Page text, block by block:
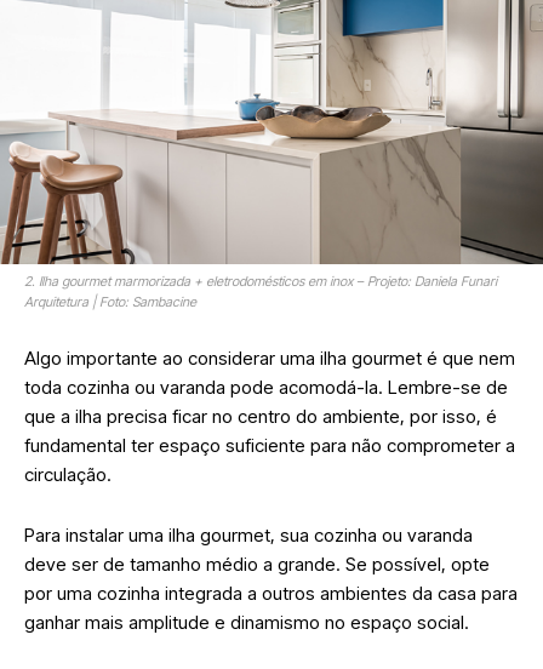
2. Ilha gourmet marmorizada + eletrodomésticos em inox – Projeto: Daniela Funari
Arquitetura | Foto: Sambacine
Algo importante ao considerar uma ilha gourmet é que nem
toda cozinha ou varanda pode acomodá-la. Lembre-se de
que a ilha precisa ficar no centro do ambiente, por isso, é
fundamental ter espaço suficiente para não comprometer a
circulação.
Para instalar uma ilha gourmet, sua cozinha ou varanda
deve ser de tamanho médio a grande. Se possível, opte
por uma cozinha integrada a outros ambientes da casa para
ganhar mais amplitude e dinamismo no espaço social.